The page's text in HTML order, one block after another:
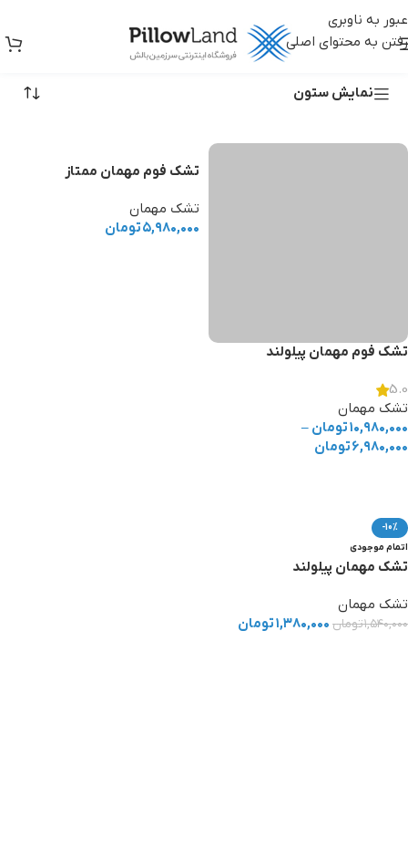
عبور به ناوبری
رفتن به محتوای اصلی
تشک سفری
نمایش ستون
تشک فوم مهمان پیلولند
5.0
تشک مهمان
۱۰,۹۸۰,۰۰۰تومان –
۶,۹۸۰,۰۰۰تومان
تشک فوم مهمان ممتاز
تشک مهمان
۵,۹۸۰,۰۰۰تومان
-10%
اتمام موجودی
تشک مهمان پیلولند
تشک مهمان
۱,۵۴۰,۰۰۰تومان ۱,۳۸۰,۰۰۰تومان